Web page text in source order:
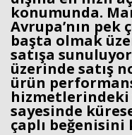
konumunda.
Avrupa’nın pek
başta olmak
satışa
üzerinde satış
ürün
hizmetlerindeki
sayesinde
çaplı beğenisini